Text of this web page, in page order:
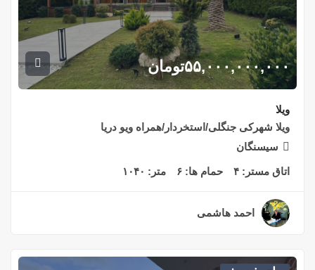
۵۵,۰۰۰,۰۰۰,۰۰۰تومان
ویلا
ویلا شهرکی جنگلی/استخردار/همراه ویو دریا
سیسنگان
اتاق مستر: ۴ حمام ها: ۶ متر: ۱۰۴۰
احمد هاشمی